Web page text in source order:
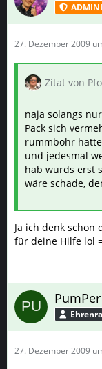
27. Dezember 2009
Zitat von
naja solangs
Pack sich
rummbohr
und jedesmal
hab wurds erst
wäre schade,
Ja ich denk schon
für deine Hilfe lol
PumPer
27. Dezember 2009